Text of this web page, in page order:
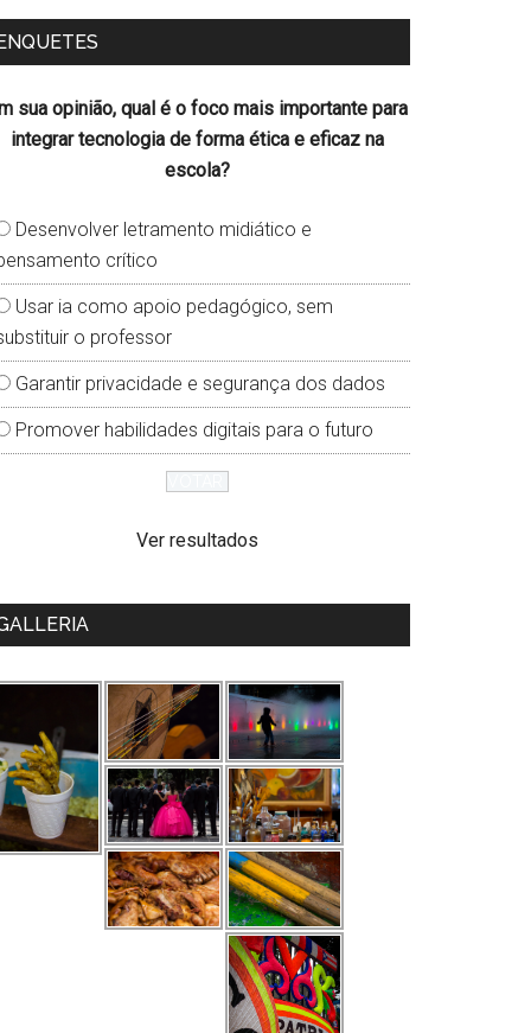
sua opinião, qual é o foco mais importante para
integrar tecnologia de forma ética e eficaz na
escola?
Desenvolver letramento midiático e
crítico
Usar ia como apoio pedagógico, sem
o professor
Garantir privacidade e segurança dos dados
Promover habilidades digitais para o futuro
Ver resultados